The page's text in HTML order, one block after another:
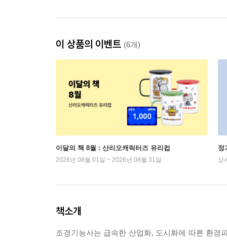
이 상품의 이벤트 (6개)
이달의 책 8월 : 산리오캐릭터즈 유리컵
2026년 08월 01일 ~ 2026년 08월 31일
정
상
책소개
조경기능사는 급속한 산업화, 도시화에 따른 환경